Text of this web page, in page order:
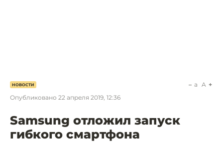
НОВОСТИ
Опубликовано 22 апреля 2019, 12:36
a A
Samsung отложил запуск
гибкого смартфона